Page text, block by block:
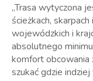
„Trasa wytyczona
ścieżkach,
wojewódzkich i
absolutnego
komfort obcowania
szukać gdzie